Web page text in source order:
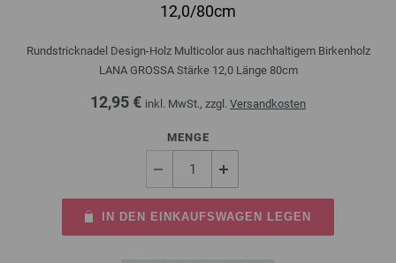
12,0/80cm
Rundstricknadel Design-Holz Multicolor aus nachhaltigem Birkenholz
LANA GROSSA Stärke 12,0 Länge 80cm
12,95 € inkl. MwSt., zzgl. Versandkosten
MENGE
IN DEN EINKAUFSWAGEN LEGEN